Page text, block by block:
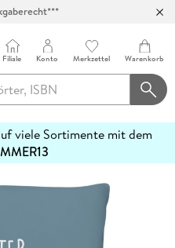
Filiale Konto Merkzettel Warenkorb
viele Sortimente mit dem